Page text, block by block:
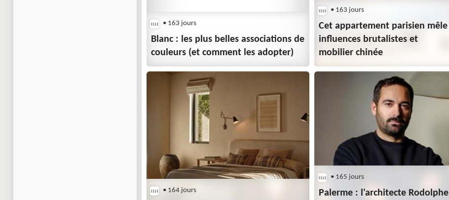
• 163 jours
Blanc : les plus belles associations de
couleurs (et comment les adopter)
• 163 jours
Cet appartement parisien mêle
influences brutalistes et
mobilier chinée
• 164 jours
• 165 jours
Palerme : l'architecte Rodolphe